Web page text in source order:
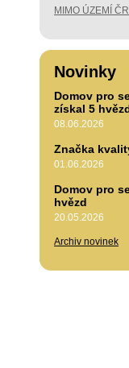
MIMO ÚZEMÍ
Novinky
Domov pro
získal 5
08.06.2026
Značka
01.06.2026
Domov pro
hvězd
20.05.2026
Archiv novinek